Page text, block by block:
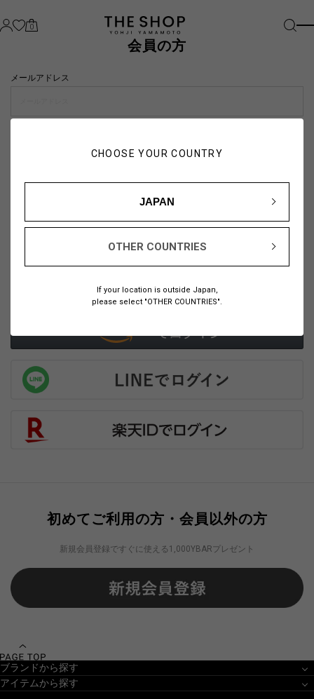
CHOOSE YOUR COUNTRY
JAPAN
OTHER COUNTRIES
If your location is outside Japan,
please select "OTHER COUNTRIES".
0
会員の方
メールアドレス
こちら
または
初めてご利用の方・会員以外の方
新規会員登録ですぐに使える1,000YBARプレゼント
ブランドから探す
アイテムから探す